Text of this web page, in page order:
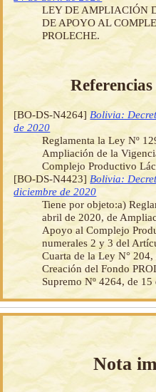
LEY DE AMPLIACIÓN
DE APOYO AL
PROLECHE.
[BO-DS-N4264] Bolivia:
de 2020
Reglamenta la Ley Nº
Ampliación de la
Complejo Productivo
[BO-DS-N4423] Bolivia:
diciembre de 2020
Tiene por objeto:a)
abril de 2020, de
Apoyo al Complejo
numerales 2 y 3 del
Cuarta de la Ley N°
Creación del Fondo
Supremo Nº 4264, de
Nota